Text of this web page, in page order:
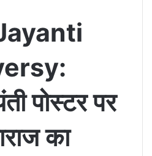
पोस्टर पर
का